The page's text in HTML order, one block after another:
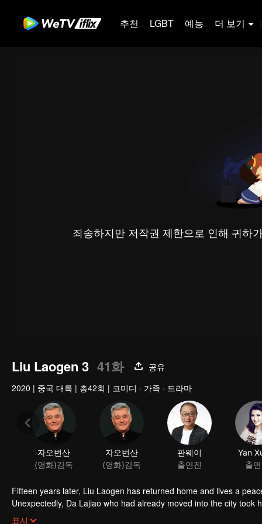
추천 LGBT 예능 더 보기 |
죄송하지만 저작권 제한으로 인해 귀하
Liu Laogen 3 41화
공유
2020 | 중국 대륙 | 총42회 | 코미디 · 가족 · 드라마
자오번산
(영화)감독
자오번산
(영화)감독
판웨이
출연진
Yan
출
Fifteen years later, Liu Laogen has returned home and lives a
Unexpectedly, Da Lajiao who had already moved into the city
arrange a place in the villa. Liu Laogen also took this opportunity
표시